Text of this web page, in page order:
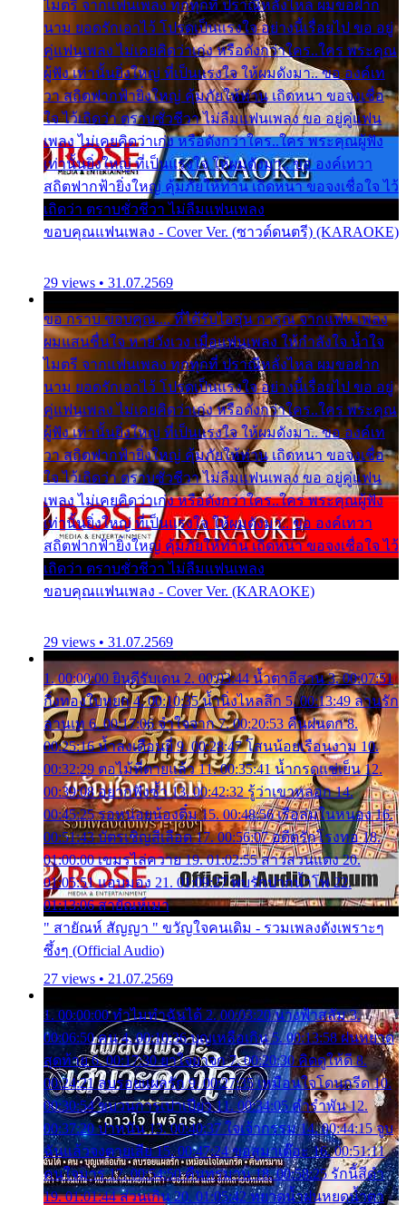
ไมตรี จากแฟนเพลง ทุกทุกที่ ปราณีหลั่งไหล ผมขอฝาก
นาม ยอดรักเอาไว้ โปรดเป็นแรงใจ อย่างนี้เรื่อยไป ขอ อยู่
คู่แฟนเพลง ไม่เคยคิดว่าเก่ง หรือดังกว่าใคร..ใคร พระคุณ
ผู้ฟัง เท่านั้นยิ่งใหญ่ ที่เป็นแรงใจ ให้ผมดังมา.. ขอ องค์เท
วา สถิตฟากฟ้ายิ่งใหญ่ คุ้มภัยให้ท่าน เถิดหนา ขอจงเชื่อ
ใจ ไว้เถิดว่า ตราบชั่วชีวา ไม่ลืมแฟนเพลง ขอ อยู่คู่แฟน
เพลง ไม่เคยคิดว่าเก่ง หรือดังกว่าใคร..ใคร พระคุณผู้ฟัง
เท่านั้นยิ่งใหญ่ ที่เป็นแรงใจ ให้ผมดังมา.. ขอ องค์เทวา
สถิตฟากฟ้ายิ่งใหญ่ คุ้มภัยให้ท่าน เถิดหนา ขอจงเชื่อใจ ไว้
เถิดว่า ตราบชั่วชีวา ไม่ลืมแฟนเพลง
ขอบคุณแฟนเพลง - Cover Ver. (ซาวด์ดนตรี) (KARAOKE)
29 views • 31.07.2569
ขอ กราบ ขอบคุณ.... ที่ได้รับไออุ่น การุณ จากแฟน เพลง
ผมแสนชื่นใจ หายวังเวง เมื่อแฟนเพลง ให้กำลังใจ น้ำใจ
ไมตรี จากแฟนเพลง ทุกทุกที่ ปราณีหลั่งไหล ผมขอฝาก
นาม ยอดรักเอาไว้ โปรดเป็นแรงใจ อย่างนี้เรื่อยไป ขอ อยู่
คู่แฟนเพลง ไม่เคยคิดว่าเก่ง หรือดังกว่าใคร..ใคร พระคุณ
ผู้ฟัง เท่านั้นยิ่งใหญ่ ที่เป็นแรงใจ ให้ผมดังมา.. ขอ องค์เท
วา สถิตฟากฟ้ายิ่งใหญ่ คุ้มภัยให้ท่าน เถิดหนา ขอจงเชื่อ
ใจ ไว้เถิดว่า ตราบชั่วชีวา ไม่ลืมแฟนเพลง ขอ อยู่คู่แฟน
เพลง ไม่เคยคิดว่าเก่ง หรือดังกว่าใคร..ใคร พระคุณผู้ฟัง
เท่านั้นยิ่งใหญ่ ที่เป็นแรงใจ ให้ผมดังมา.. ขอ องค์เทวา
สถิตฟากฟ้ายิ่งใหญ่ คุ้มภัยให้ท่าน เถิดหนา ขอจงเชื่อใจ ไว้
เถิดว่า ตราบชั่วชีวา ไม่ลืมแฟนเพลง
ขอบคุณแฟนเพลง - Cover Ver. (KARAOKE)
29 views • 31.07.2569
1. 00:00:00 ยินดีรับเดน 2. 00:03:44 น้ำตาอีสาน 3. 00:07:51
กิ่งทองใบหยก 4. 00:10:35 น้ำนิ่งไหลลึก 5. 00:13:49 ลานรัก
ลานเท 6. 00:17:06 จำใจจาก 7. 00:20:53 คืนฝนตก 8.
00:25:16 น้ำลงเดือนยี่ 9. 00:28:47 โสนน้อยเรือนงาม 10.
00:32:29 ตอไม้ที่ตายแล้ว 11. 00:35:41 น้ำกรดแช่เย็น 12.
00:39:08 อยากฟังซ้ำ 13. 00:42:32 รู้ว่าเขาหลอก 14.
00:45:25 รอหน่อยน้องติ๋ม 15. 00:48:56 เรือล่มในหนอง 16.
00:51:43 บัตรเชิญสีเลือด 17. 00:56:07 อดีตรักโรงทอ 18.
01:00:00 เขมรไล่ควาย 19. 01:02:55 สาวสวนแตง 20.
01:05:51 แอบมอง 21. 01:09:27 พบรักปากน้ำโพ 22.
01:13:06 สายัณห์เมา
" สายัณห์ สัญญา " ขวัญใจคนเดิม - รวมเพลงดังเพราะๆ
ซึ้งๆ (Official Audio)
27 views • 21.07.2569
1. 00:00:00 ทำไมทำฉันได้ 2. 00:03:20 นางฟ้าสลัม 3.
00:06:50 คน 4. 00:10:36 บุญเหลือเกิน 5. 00:13:58 ฝนหยาด
สุดท้าย 6. 00:17:30 ยาใจยาจก 7. 00:20:30 คิดดูให้ดี 8.
00:24:21 ลบรอยแผลรัก 9. 00:27:35 เหมือนใจโดนกรีด 10.
00:30:54 ขบวนการเปาเปียว 11. 00:34:05 คำรำพัน 12.
00:37:20 ปาหนัน 13. 00:40:37 ใจเจ้ากรรม 14. 00:44:15 จูบ
ฉันแล้วจงตายเสีย 15. 00:47:24 ขอสูมาเต๊อะ 16. 00:51:11
คนใจมาร 17. 00:54:50 คืนทรมาน 18. 00:58:25 รักนี้สีดำ
19. 01:01:44 ส่วนเกิน 20. 01:05:42 หยาดน้ำฝนหยดน้ำตา